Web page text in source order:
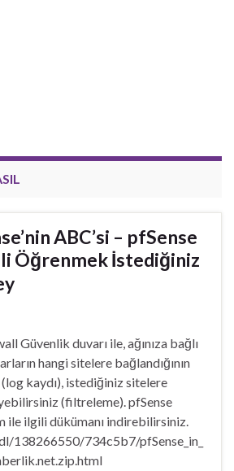
ABC’si – pfSense
Öğrenmek İstediğiniz
Güvenlik duvarı ile, ağınıza bağlı
hangi sitelere bağlandığının
kaydı), istediğiniz sitelere
(filtreleme). pfSense
ile ilgili dükümanı indirebilirsiniz.
138266550/734c5b7/pfSense_in_